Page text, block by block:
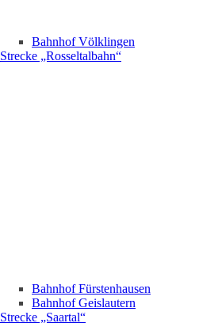
Bahnhof Völklingen
Strecke „Rosseltalbahn“
Bahnhof Fürstenhausen
Bahnhof Geislautern
Strecke „Saartal“